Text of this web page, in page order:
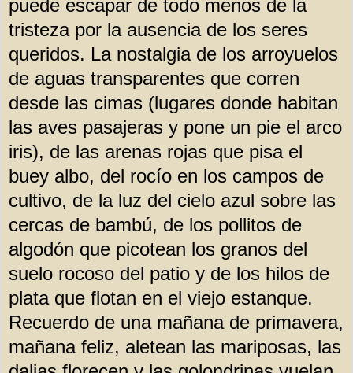
puede escapar de todo menos de la
tristeza por la ausencia de los seres
queridos. La nostalgia de los arroyuelos
de aguas transparentes que corren
desde las cimas (lugares donde habitan
las aves pasajeras y pone un pie el arco
iris), de las arenas rojas que pisa el
buey albo, del rocío en los campos de
cultivo, de la luz del cielo azul sobre las
cercas de bambú, de los pollitos de
algodón que picotean los granos del
suelo rocoso del patio y de los hilos de
plata que flotan en el viejo estanque.
Recuerdo de una mañana de primavera,
mañana feliz, aletean las mariposas, las